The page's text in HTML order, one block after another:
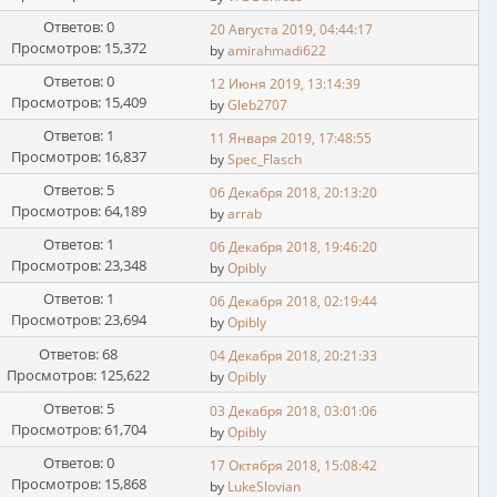
Ответов: 0
Просмотров: 15,372
20 Августа 2019, 04:44:17
byamirahmadi622
Ответов: 0
Просмотров: 15,409
12 Июня 2019, 13:14:39
byGleb2707
Ответов: 1
Просмотров: 16,837
11 Января 2019, 17:48:55
bySpec_Flаsch
Ответов: 5
Просмотров: 64,189
06 Декабря 2018, 20:13:20
byarrab
Ответов: 1
Просмотров: 23,348
06 Декабря 2018, 19:46:20
byOpibly
Ответов: 1
Просмотров: 23,694
06 Декабря 2018, 02:19:44
byOpibly
Ответов: 68
Просмотров: 125,622
04 Декабря 2018, 20:21:33
byOpibly
Ответов: 5
Просмотров: 61,704
03 Декабря 2018, 03:01:06
byOpibly
Ответов: 0
Просмотров: 15,868
17 Октября 2018, 15:08:42
by LukeSlovian